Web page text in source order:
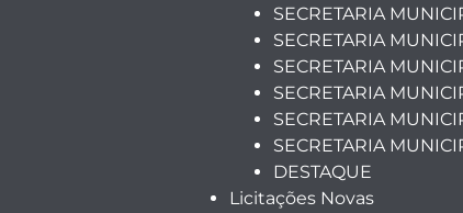
SECRETARIA
SECRETARIA
SECRETARIA
SECRETARIA
SECRETARIA
SECRETARIA
DESTAQUE
Licitações Novas